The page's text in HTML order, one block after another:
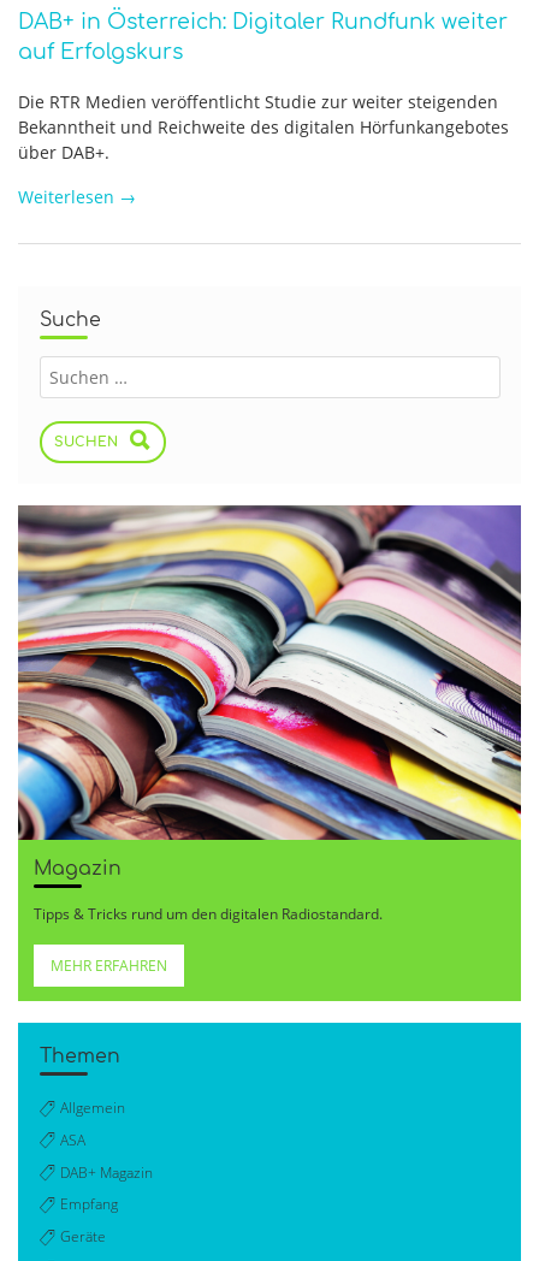
DAB+ in Österreich: Digitaler Rundfunk weiter
auf Erfolgskurs
Die RTR Medien veröffentlicht Studie zur weiter steigenden
Bekanntheit und Reichweite des digitalen Hörfunkangebotes
über DAB+.
Weiterlesen →
Suche
SUCHEN
Magazin
Tipps & Tricks rund um den digitalen Radiostandard.
MEHR ERFAHREN
Themen
Allgemein
ASA
DAB+ Magazin
Empfang
Geräte